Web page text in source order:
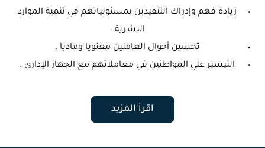
زيادة فهم وإدراك التنفيذين بمسئولياتهم في تنمية الموارد
البشرية .
تحسين أحوال العاملين معنويا وماديا .
التيسير علي المواطنين في معاملاتهم مع الجهاز الإداري .
اقرأ المزيد